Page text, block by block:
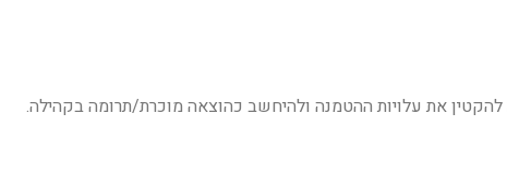
להקטין את עלויות ההטמנה ולהיחשב כהוצאה מוכרת/תרומה בקהילה.